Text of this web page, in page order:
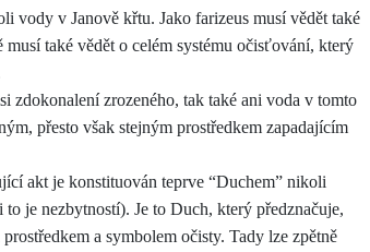
vody v Janově křtu. Jako farizeus musí vědět také
také vědět o celém systému očisťování, který
zdokonalení zrozeného, tak také ani voda v tomto
přesto však stejným prostředkem zapadajícím
akt je konstituován teprve “Duchem” nikoli
je nezbytností). Je to Duch, který předznačuje,
prostředkem a symbolem očisty. Tady lze zpětně